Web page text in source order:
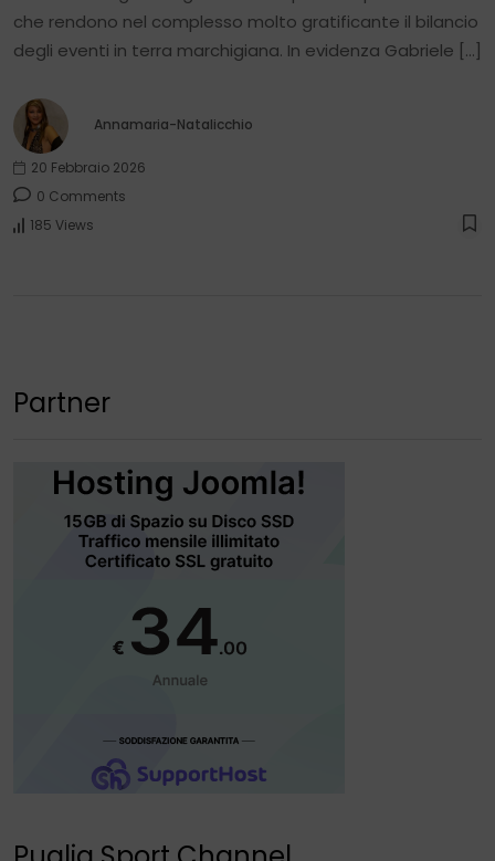
che rendono nel complesso molto gratificante il bilancio
degli eventi in terra marchigiana. In evidenza Gabriele […]
Annamaria-Natalicchio
20 Febbraio 2026
0 Comments
185 Views
Partner